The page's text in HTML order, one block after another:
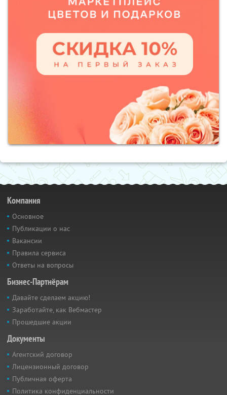
Компания
Основное
Публикации о нас
Вакансии
Правила сервиса
Ответы на вопросы
Бизнес-Партнёрам
Давайте сделаем акцию!
Заработайте, как Вебмастер
Прошедшие акции
Документы
Агентский договор
Лицензионный договор
Публичная оферта
Политика конфиденциальности